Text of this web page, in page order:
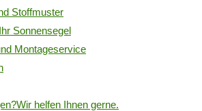
Stoffmuster
Sonnensegel
Montageservice
helfen Ihnen gerne.